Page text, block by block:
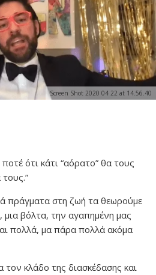
Screen Shot 2020 04 22 at 14.56.40
ότι κάτι “αόρατο” θα τους
πράγματα στη ζωή τα θεωρούμε
μια βόλτα, την αγαπημένη μας
πολλά, μα πάρα πολλά ακόμα
τον κλάδο της διασκέδασης και